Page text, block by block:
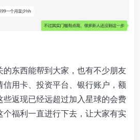
的东西能帮到大家，也有不少朋友
信用卡、投资平台、银行账户，额
些返现已经远超过加入星球的会费
个福利一直进行下去，让大家有实